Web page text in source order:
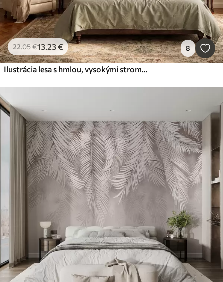
22.05€13.23€ 8
Ilustrácia lesa s hmlou, vysokými stromami a cestičkou